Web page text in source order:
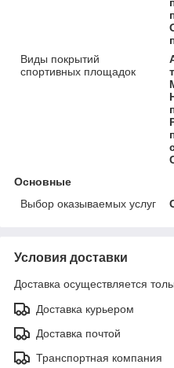
Виды покрытий
спортивных площадок
Основные
Выбор оказываемых услуг
Условия доставки
Доставка осуществляется
Доставка курьером
Доставка почтой
Транспортная компания